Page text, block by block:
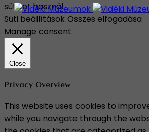
sütiket használ.
Süti beállítások Összes elfogadása
Manage consent
Close
Privacy Overview
This website uses cookies to
while you navigate through the